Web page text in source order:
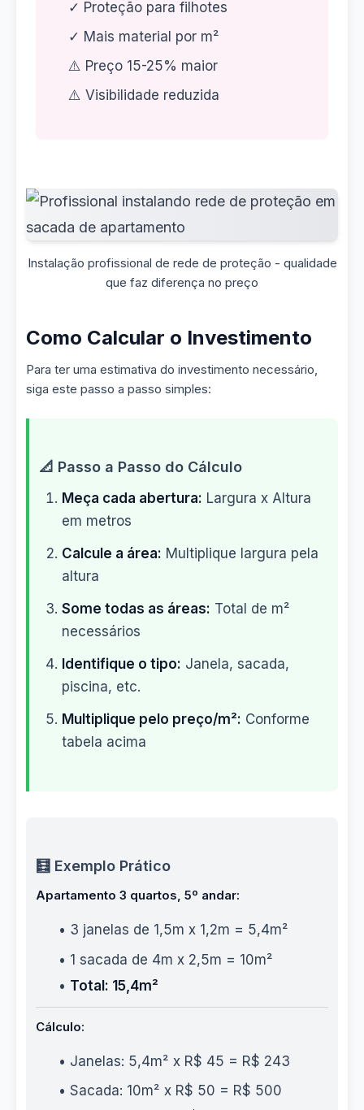
✓ Proteção para filhotes
✓ Mais material por m²
⚠️ Preço 15-25% maior
⚠️ Visibilidade reduzida
Instalação profissional de rede de proteção - qualidade
que faz diferença no preço
Como Calcular o Investimento
Para ter uma estimativa do investimento necessário,
siga este passo a passo simples:
📐 Passo a Passo do Cálculo
Meça cada abertura: Largura x Altura
em metros
Calcule a área: Multiplique largura pela
altura
Some todas as áreas: Total de m²
necessários
Identifique o tipo: Janela, sacada,
piscina, etc.
Multiplique pelo preço/m²: Conforme
tabela acima
🧮 Exemplo Prático
Apartamento 3 quartos, 5º andar:
• 3 janelas de 1,5m x 1,2m = 5,4m²
• 1 sacada de 4m x 2,5m = 10m²
• Total: 15,4m²
Cálculo:
• Janelas: 5,4m² x R$ 45 = R$ 243
• Sacada: 10m² x R$ 50 = R$ 500